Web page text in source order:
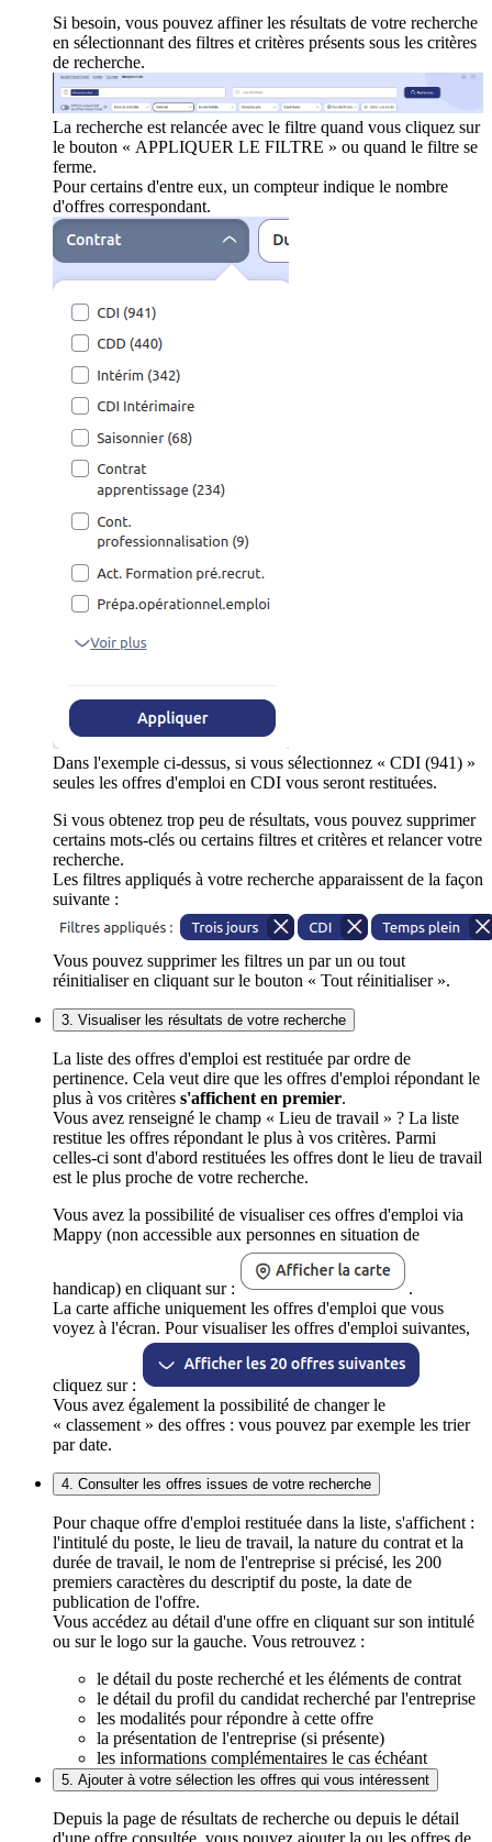
Si besoin, vous pouvez affiner les résultats de votre recherche
en sélectionnant des filtres et critères présents sous les critères
de recherche.
La recherche est relancée avec le filtre quand vous cliquez sur
le bouton « APPLIQUER LE FILTRE » ou quand le filtre se
ferme.
Pour certains d'entre eux, un compteur indique le nombre
d'offres correspondant.
Dans l'exemple ci-dessus, si vous sélectionnez « CDI (941) »
seules les offres d'emploi en CDI vous seront restituées.
Si vous obtenez trop peu de résultats, vous pouvez supprimer
certains mots-clés ou certains filtres et critères et relancer votre
recherche.
Les filtres appliqués à votre recherche apparaissent de la façon
suivante :
Vous pouvez supprimer les filtres un par un ou tout
réinitialiser en cliquant sur le bouton « Tout réinitialiser ».
3. Visualiser les résultats de votre recherche
La liste des offres d'emploi est restituée par ordre de
pertinence. Cela veut dire que les offres d'emploi répondant le
plus à vos critères s'affichent en premier.
Vous avez renseigné le champ « Lieu de travail » ? La liste
restitue les offres répondant le plus à vos critères. Parmi
celles-ci sont d'abord restituées les offres dont le lieu de travail
est le plus proche de votre recherche.
Vous avez la possibilité de visualiser ces offres d'emploi via
Mappy (non accessible aux personnes en situation de
handicap) en cliquant sur :
.
La carte affiche uniquement les offres d'emploi que vous
voyez à l'écran. Pour visualiser les offres d'emploi suivantes,
cliquez sur :
Vous avez également la possibilité de changer le
« classement » des offres : vous pouvez par exemple les trier
par date.
4. Consulter les offres issues de votre recherche
Pour chaque offre d'emploi restituée dans la liste, s'affichent :
l'intitulé du poste, le lieu de travail, la nature du contrat et la
durée de travail, le nom de l'entreprise si précisé, les 200
premiers caractères du descriptif du poste, la date de
publication de l'offre.
Vous accédez au détail d'une offre en cliquant sur son intitulé
ou sur le logo sur la gauche. Vous retrouvez :
le détail du poste recherché et les éléments de contrat
le détail du profil du candidat recherché par l'entreprise
les modalités pour répondre à cette offre
la présentation de l'entreprise (si présente)
les informations complémentaires le cas échéant
5. Ajouter à votre sélection les offres qui vous intéressent
Depuis la page de résultats de recherche ou depuis le détail
d'une offre consultée, vous pouvez ajouter la ou les offres de